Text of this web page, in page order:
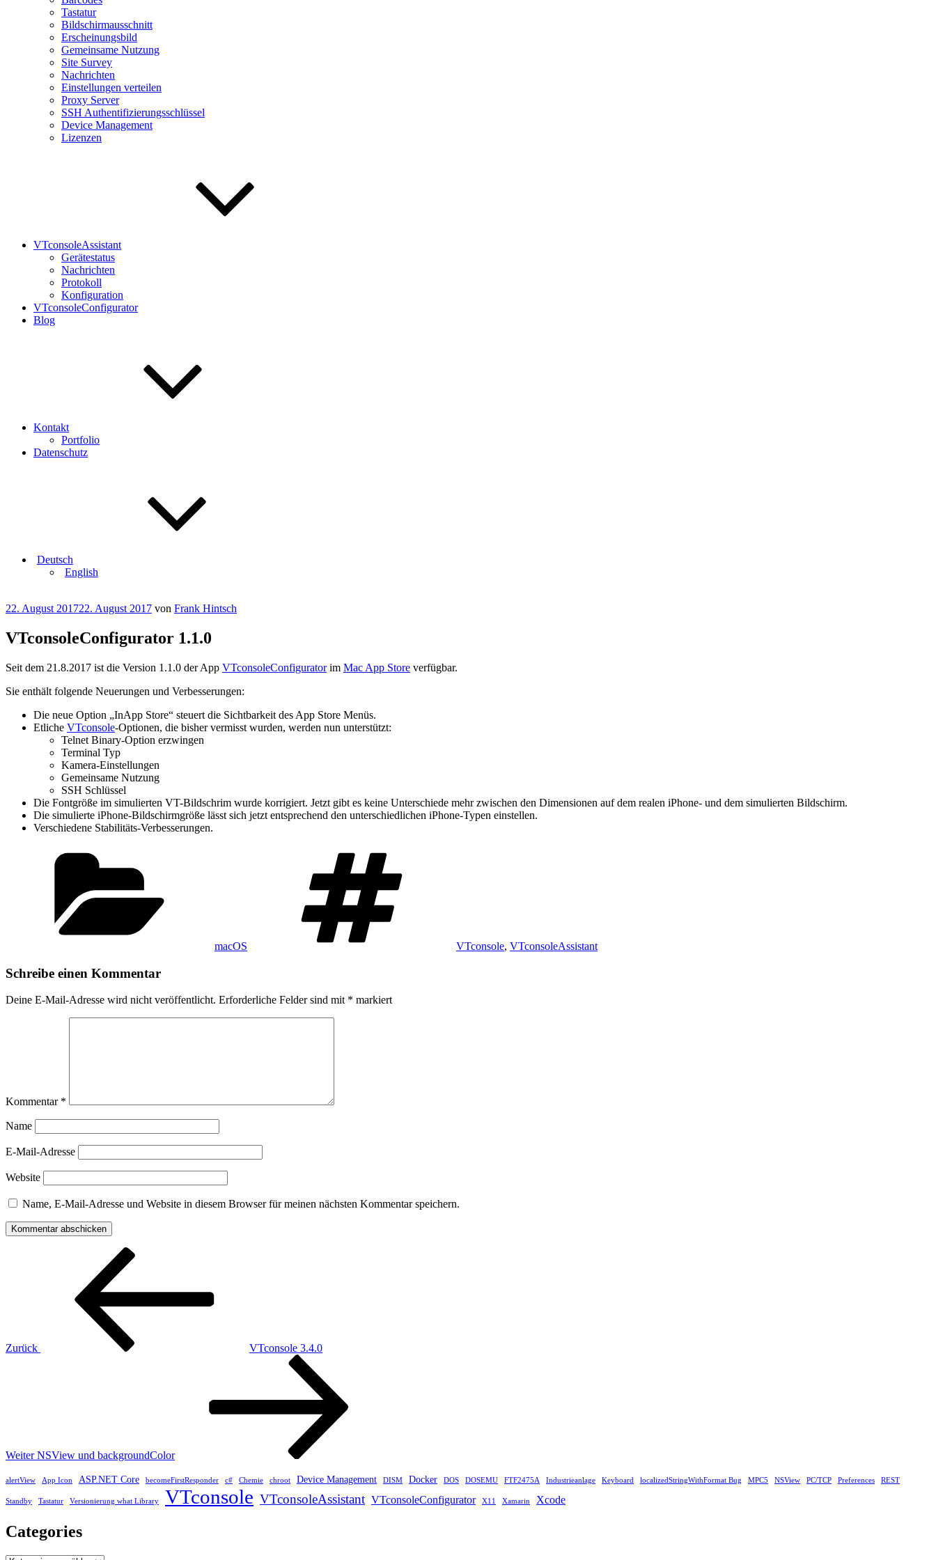
Tastatur
Bildschirmausschnitt
Erscheinungsbild
Gemeinsame Nutzung
Site Survey
Nachrichten
Einstellungen verteilen
Proxy Server
SSH Authentifizierungsschlüssel
Device Management
Lizenzen
VTconsoleAssistant
Gerätestatus
Nachrichten
Protokoll
Konfiguration
VTconsoleConfigurator
Blog
Kontakt
Portfolio
Datenschutz
Deutsch
English
Veröffentlicht
22. August 201722. August 2017 von Frank Hintsch
VTconsoleConfigurator 1.1.0
Seit dem 21.8.2017 ist die Version 1.1.0 der App VTconsoleConfiguratorim Mac App Store verfügbar.
Sie enthält folgende Neuerungen und Verbesserungen:
Die neue Option „InApp Store“ steuert die Sichtbarkeit des App Store Menüs.
Etliche VTconsole-Optionen, die bisher vermisst wurden, werden nun unterstützt:
Telnet Binary-Option erzwingen
Terminal Typ
Kamera-Einstellungen
Gemeinsame Nutzung
SSH Schlüssel
Die Fontgröße im simulierten VT-Bildschrim wurde korrigiert. Jetzt gibt es keine Unterschiede mehr zwischen den Dimensionen auf dem realen iPhone- und dem simulierten Bildschirm.
Die simulierte iPhone-Bildschirmgröße lässt sich jetzt entsprechend den unterschiedlichen iPhone-Typen einstellen.
Verschiedene Stabilitäts-Verbesserungen.
macOS VTconsole, VTconsoleAssistant
Schreibe einen Kommentar
Deine E-Mail-Adresse wird nicht veröffentlicht. Erforderliche Felder sind mit * markiert
Kommentar *
Name
E-Mail-Adresse
Website
Name, E-Mail-Adresse und Website in diesem Browser für meinen nächsten Kommentar speichern.
Beitragsnavigation
Zurück
VTconsole 3.4.0
Weiter NSView und backgroundColor
alertView App Icon ASP.NET Core becomeFirstResponder c# Chemie chroot Device Management DISM Docker DOS DOSEMU FTF2475A Industrieanlage Keyboard localizedStringWithFormat Bug MPC5 NSView PC/TCP Preferences REST
Standby Tastatur Versionierung what Library VTconsole VTconsoleAssistant VTconsoleConfigurator X11 Xamarin Xcode
Categories